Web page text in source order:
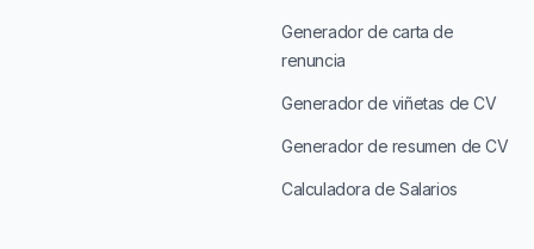
Generador de carta de
renuncia
Generador de viñetas de CV
Generador de resumen de CV
Calculadora de Salarios